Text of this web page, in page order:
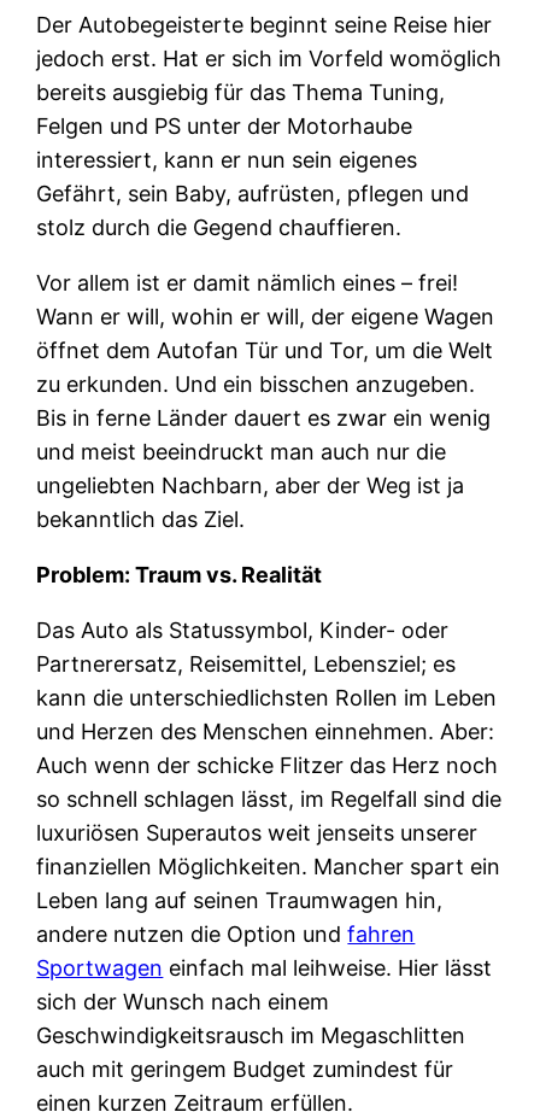
Der Autobegeisterte beginnt seine Reise hier
jedoch erst. Hat er sich im Vorfeld womöglich
bereits ausgiebig für das Thema Tuning,
Felgen und PS unter der Motorhaube
interessiert, kann er nun sein eigenes
Gefährt, sein Baby, aufrüsten, pflegen und
stolz durch die Gegend chauffieren.
Vor allem ist er damit nämlich eines – frei!
Wann er will, wohin er will, der eigene Wagen
öffnet dem Autofan Tür und Tor, um die Welt
zu erkunden. Und ein bisschen anzugeben.
Bis in ferne Länder dauert es zwar ein wenig
und meist beeindruckt man auch nur die
ungeliebten Nachbarn, aber der Weg ist ja
bekanntlich das Ziel.
Problem: Traum vs. Realität
Das Auto als Statussymbol, Kinder- oder
Partnerersatz, Reisemittel, Lebensziel; es
kann die unterschiedlichsten Rollen im Leben
und Herzen des Menschen einnehmen. Aber:
Auch wenn der schicke Flitzer das Herz noch
so schnell schlagen lässt, im Regelfall sind die
luxuriösen Superautos weit jenseits unserer
finanziellen Möglichkeiten. Mancher spart ein
Leben lang auf seinen Traumwagen hin,
andere nutzen die Option undfahren
Sportwagen einfach mal leihweise. Hier lässt
sich der Wunsch nach einem
Geschwindigkeitsrausch im Megaschlitten
auch mit geringem Budget zumindest für
einen kurzen Zeitraum erfüllen.